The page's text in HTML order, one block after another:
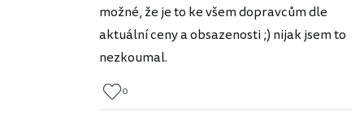
možné, že je to ke všem dopravcům dle
aktuální ceny a obsazenosti ;) nijak jsem to
nezkoumal.
0